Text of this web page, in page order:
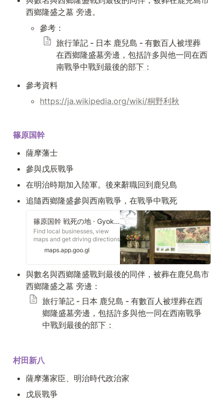
西鄉隆盛之墓 旁邊。
參考：
旅行筆記 - 日本 鹿兒島 - 有數百人被埋葬
在西鄉隆盛墓旁邊，包括許多與他一同在西
南戰爭中戰到最後的部下：
參考資料
https://ja.wikipedia.org/wiki/桐野利秋
篠原国幹
薩摩藩士
參與戊辰戰爭
在明治時期加入陸軍。後來辭職回到鹿兒島
追隨西鄉隆盛參與西南戰爭，在戰爭中戰死
篠原国幹 戦死の地 · Gyokuto, Tamana District, Kumamoto
Find local businesses, view
maps and get driving directions
in Google Maps.
maps.app.goo.gl
與數名與西鄉隆盛戰到最後的同伴，被葬在鹿兒島市
西鄉隆盛之墓 旁邊：
旅行筆記 - 日本 鹿兒島 - 有數百人被埋葬在西
鄉隆盛墓旁邊，包括許多與他一同在西南戰爭
中戰到最後的部下：
村田新八
薩摩藩家臣、明治時代政治家
戊辰戰爭